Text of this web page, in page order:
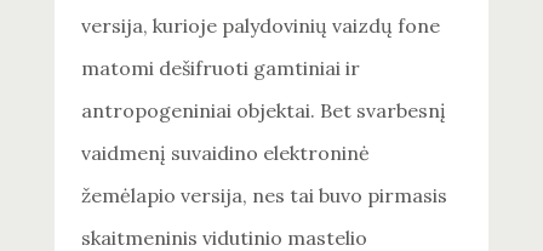
versija, kurioje palydovinių vaizdų fone
matomi dešifruoti gamtiniai ir
antropogeniniai objektai. Bet svarbesnį
vaidmenį suvaidino elektroninė
žemėlapio versija, nes tai buvo pirmasis
skaitmeninis vidutinio mastelio